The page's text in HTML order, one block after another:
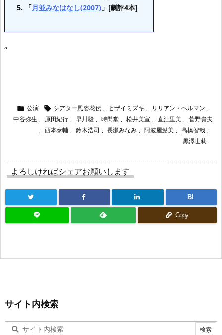
「月並みなはなし(2007) 」[劇評4本]
“
 公演  シアター風姿花伝 , ヒザイミズキ , リリアン・ヘルマン ,
中谷弥生 , 原田紀行 , 早川毅 , 時間堂 , 松井美宣 , 直江里美 , 菅野貴夫
, 西本泰輔 , 鈴木浩司 , 長瀬みなみ , 阿波屋鮎美 , 髙橋智哉 ,
黒澤世莉
よろしければシェアお願いします
B!
Copy
サイト内検索